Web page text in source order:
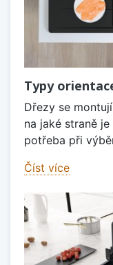
Typy
Dřezy se
na jaké straně
potřeba při
Číst více